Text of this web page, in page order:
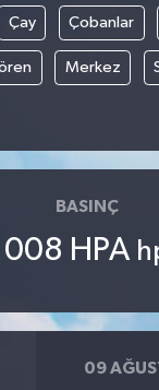
Çay Çobanlar
Merkez
BASINÇ
HPA
09